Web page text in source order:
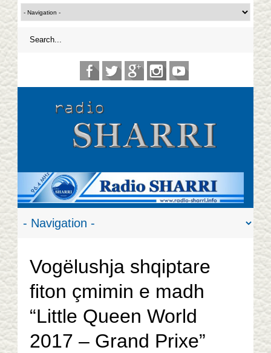
Vogëlushja shqiptare
fiton çmimin e madh
“Little Queen World
2017 – Grand Prixe”